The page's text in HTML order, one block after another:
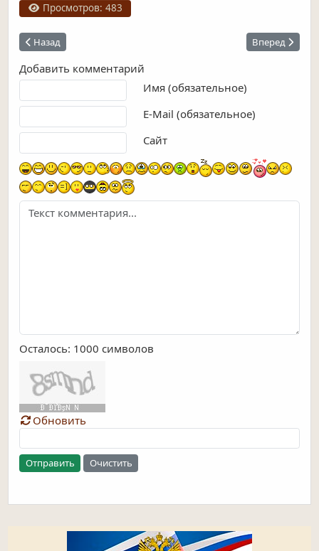
Просмотров: 483
Предыдущий: Стрелецкая слобода
Назад Следующий:
Вперед
Добавить комментарий
Имя (обязательное)
E-Mail (обязательное)
Сайт
Осталось: 1000 символов
Обновить
Отправить Очистить